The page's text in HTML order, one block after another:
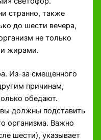
странно, также
до шести вечера,
не только
жирами.
Из-за смещенного
причинам,
обедают.
должны подставить
организма. Важно
шести), указывает